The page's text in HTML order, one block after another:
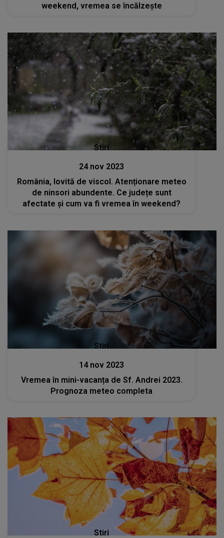
weekend, vremea se încălzește
Stiri
24 nov 2023
România, lovită de viscol. Atenționare meteo
de ninsori abundente. Ce județe sunt
afectate și cum va fi vremea în weekend?
Stiri
14 nov 2023
Vremea în mini-vacanța de Sf. Andrei 2023.
Prognoza meteo completa
Stiri